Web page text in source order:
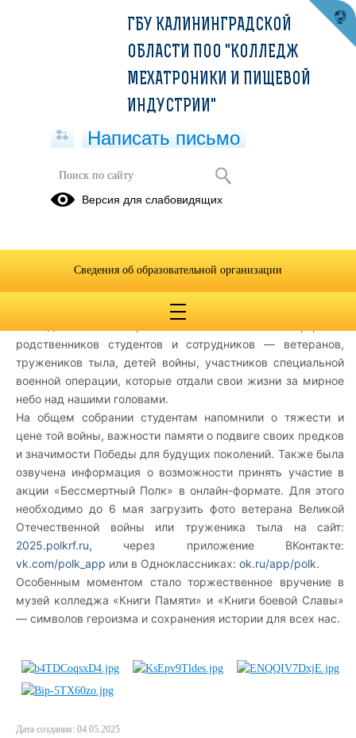
В Колледже мехатроники и пищевой
индустрии открылась фотовыставка
В рамках подготовки к празднованию 80-й годовщины
Победы в Великой Отечественной войне в нашем
родственников студентов и сотрудников — ветеранов,
тружеников тыла, детей войны, участников специальной
военной операции, которые отдали свои жизни за мирное
небо над нашими головами.
На общем собрании студентам напомнили о тяжести и
цене той войны, важности памяти о подвиге своих предков
и значимости Победы для будущих поколений. Также была
озвучена информация о возможности принять участие в
акции «Бессмертный Полк» в онлайн-формате. Для этого
необходимо до 6 мая загрузить фото ветерана Великой
Отечественной войны или труженика тыла на сайт:
2025.polkrf.ru, через приложение ВКонтакте:
vk.com/polk_app или в Одноклассниках: ok.ru/app/polk.
Особенным моментом стало торжественное вручение в
музей колледжа «Книги Памяти» и «Книги боевой Славы»
— символов героизма и сохранения истории для всех нас.
Дата создания: 04.05.2025
ГБУ КАЛИНИНГРАДСКОЙ
ОБЛАСТИ ПОО "КОЛЛЕДЖ
МЕХАТРОНИКИ И ПИЩЕВОЙ
ИНДУСТРИИ"
Написать письмо
Версия для слабовидящих
Сведения об образовательной организации